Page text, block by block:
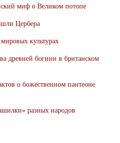
миф о Великом потопе
Цербера
культурах
древней богини в британском
о божественном пантеоне
разных народов